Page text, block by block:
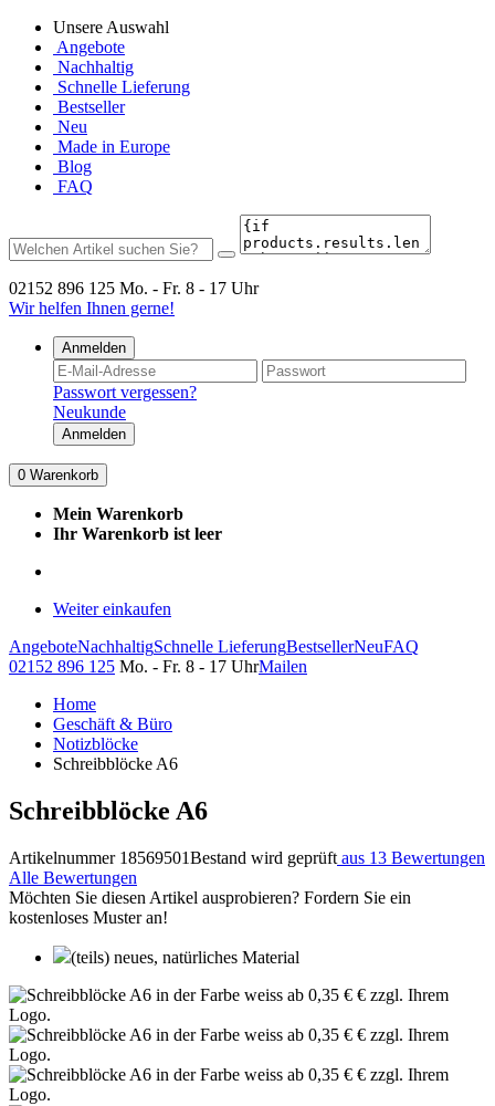
Unsere Auswahl
Angebote
Nachhaltig
Schnelle Lieferung
Bestseller
Neu
Made in Europe
Blog
FAQ
02152 896 125 Mo. - Fr. 8 - 17 Uhr
Wir helfen Ihnen gerne!
Anmelden
Passwort vergessen?
Neukunde
Anmelden
0 Warenkorb
Mein Warenkorb
Ihr Warenkorb ist leer
Weiter einkaufen
AngeboteNachhaltigSchnelle LieferungBestsellerNeuFAQ
02152 896 125 Mo. - Fr. 8 - 17 UhrMailen
Home
Geschäft & Büro
Notizblöcke
Schreibblöcke A6
Schreibblöcke A6
Artikelnummer 18569501Bestand wird geprüft aus 13 Bewertungen
Alle Bewertungen
Möchten Sie diesen Artikel ausprobieren? Fordern Sie ein
kostenloses Muster an!
(teils) neues, natürliches Material